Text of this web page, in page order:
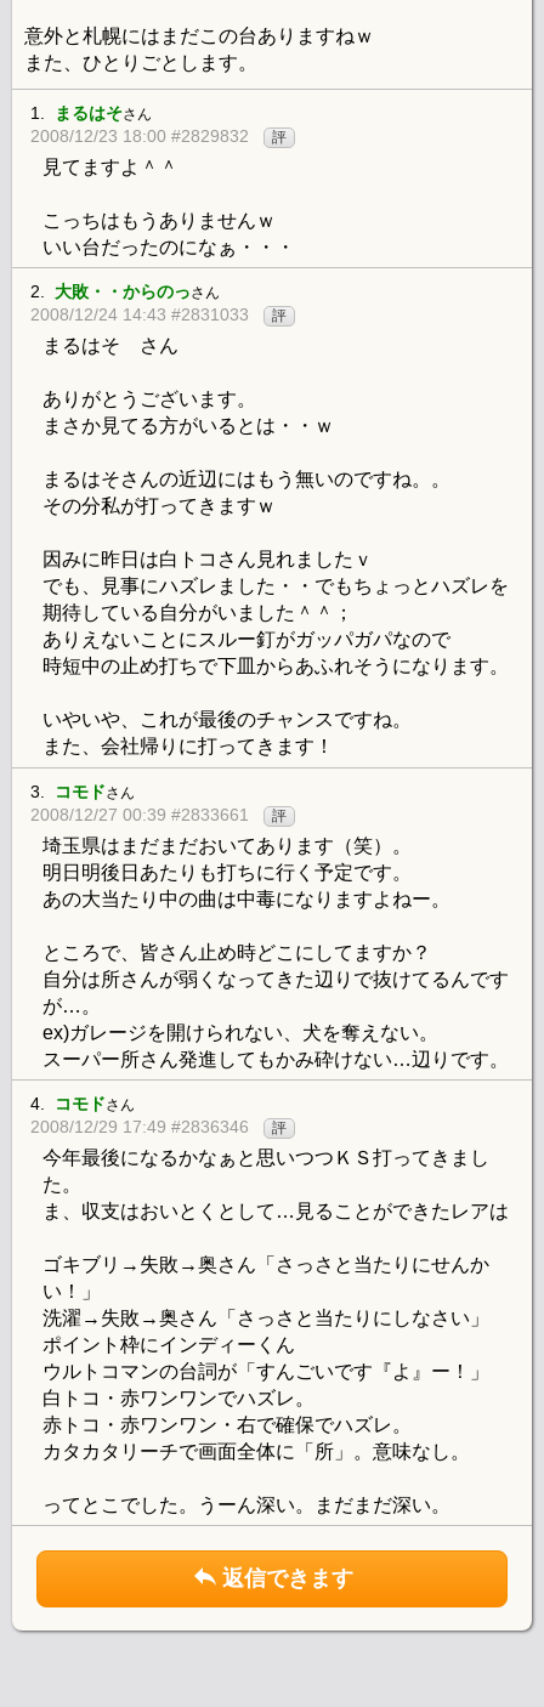
意外と札幌にはまだこの台ありますねｗ
また、ひとりごとします。
1. まるはそさん
2008/12/23 18:00 #2829832 評
見てますよ＾＾
こっちはもうありませんｗ
いい台だったのになぁ・・・
2. 大敗・・からのっさん
2008/12/24 14:43 #2831033 評
まるはそ さん
ありがとうございます。
まさか見てる方がいるとは・・ｗ
まるはそさんの近辺にはもう無いのですね。。
その分私が打ってきますｗ
因みに昨日は白トコさん見れましたｖ
でも、見事にハズレました・・でもちょっとハズレを
期待している自分がいました＾＾；
ありえないことにスルー釘がガッパガパなので
時短中の止め打ちで下皿からあふれそうになります。
いやいや、これが最後のチャンスですね。
また、会社帰りに打ってきます！
3. コモドさん
2008/12/27 00:39 #2833661 評
埼玉県はまだまだおいてあります（笑）。
明日明後日あたりも打ちに行く予定です。
あの大当たり中の曲は中毒になりますよねー。
ところで、皆さん止め時どこにしてますか？
自分は所さんが弱くなってきた辺りで抜けてるんです
が…。
ex)ガレージを開けられない、犬を奪えない。
スーパー所さん発進してもかみ砕けない…辺りです。
4. コモドさん
2008/12/29 17:49 #2836346 評
今年最後になるかなぁと思いつつＫＳ打ってきまし
た。
ま、収支はおいとくとして…見ることができたレアは
ゴキブリ→失敗→奥さん「さっさと当たりにせんか
い！」
洗濯→失敗→奥さん「さっさと当たりにしなさい」
ポイント枠にインディーくん
ウルトコマンの台詞が「すんごいです『よ』ー！」
白トコ・赤ワンワンでハズレ。
赤トコ・赤ワンワン・右で確保でハズレ。
カタカタリーチで画面全体に「所」。意味なし。
ってとこでした。うーん深い。まだまだ深い。
返信できます